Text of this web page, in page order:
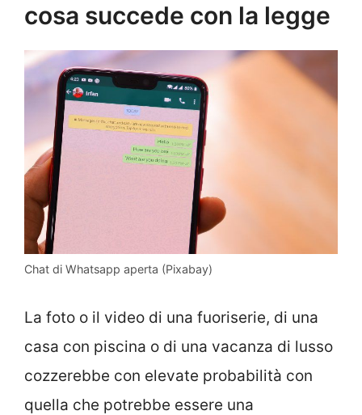
cosa succede con la legge
Chat di Whatsapp aperta (Pixabay)
La foto o il video di una fuoriserie, di una
casa con piscina o di una vacanza di lusso
cozzerebbe con elevate probabilità con
quella che potrebbe essere una